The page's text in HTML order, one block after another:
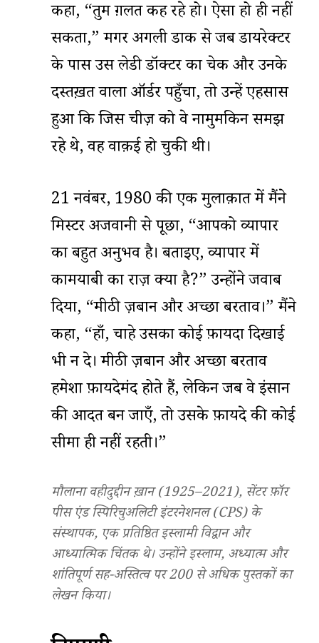
कहा, “तुम ग़लत कह रहे हो। ऐसा हो ही नहीं
सकता,” मगर अगली डाक से जब डायरेक्टर
के पास उस लेडी डॉक्टर का चेक और उनके
दस्तख़त वाला ऑर्डर पहुँचा, तो उन्हें एहसास
हुआ कि जिस चीज़ को वे नामुमकिन समझ
रहे थे, वह वाक़ई हो चुकी थी।
21 नवंबर, 1980 की एक मुलाक़ात में मैंने
मिस्टर अजवानी से पूछा, “आपको व्यापार
का बहुत अनुभव है। बताइए, व्यापार में
कामयाबी का राज़ क्या है?” उन्होंने जवाब
दिया, “मीठी ज़बान और अच्छा बरताव।” मैंने
कहा, “हाँ, चाहे उसका कोई फ़ायदा दिखाई
भी न दे। मीठी ज़बान और अच्छा बरताव
हमेशा फ़ायदेमंद होते हैं, लेकिन जब वे इंसान
की आदत बन जाएँ, तो उसके फ़ायदे की कोई
सीमा ही नहीं रहती।”
मौलाना वहीदुद्दीन ख़ान (1925–2021), सेंटर फ़ॉर
पीस एंड स्पिरिचुअलिटी इंटरनेशनल (CPS)के
संस्थापक, एक प्रतिष्ठित इस्लामी विद्वान और
आध्यात्मिक चिंतक थे। उन्होंने इस्लाम, अध्यात्म और
शांतिपूर्ण सह-अस्तित्व पर 200 से अधिक पुस्तकों का
लेखन किया।